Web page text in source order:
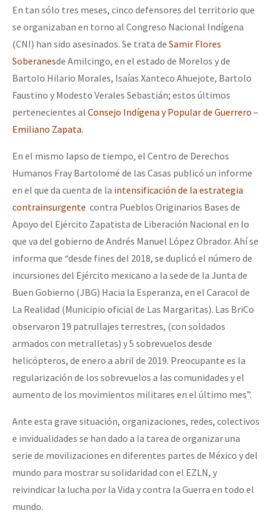
En tan sólo tres meses, cinco defensores del territorio que
se organizaban en torno al Congreso Nacional Indígena
(CNI) han sido asesinados. Se trata de Samir Flores
Soberanesde Amilcingo, en el estado de Morelos y de
Bartolo Hilario Morales, Isaías Xanteco Ahuejote, Bartolo
Faustino y Modesto Verales Sebastián; estos últimos
pertenecientes al Consejo Indígena y Popular de Guerrero –
Emiliano Zapata.
En el mismo lapso de tiempo, el Centro de Derechos
Humanos Fray Bartolomé de las Casas publicó un informe
en el que da cuenta de la intensificación de la estrategia
contrainsurgente contra Pueblos Originarios Bases de
Apoyo del Ejército Zapatista de Liberación Nacional en lo
que va del gobierno de Andrés Manuel López Obrador. Ahí se
informa que “desde fines del 2018, se duplicó el número de
incursiones del Ejército mexicano a la sede de la Junta de
Buen Gobierno (JBG) Hacia la Esperanza, en el Caracol de
La Realidad (Municipio oficial de Las Margaritas). Las BriCo
observaron 19 patrullajes terrestres, (con soldados
armados con metralletas) y 5 sobrevuelos desde
helicópteros, de enero a abril de 2019. Preocupante es la
regularización de los sobrevuelos a las comunidades y el
aumento de los movimientos militares en el último mes”.
Ante esta grave situación, organizaciones, redes, colectivos
e invidualidades se han dado a la tarea de organizar una
serie de movilizaciones en diferentes partes de México y del
mundo para mostrar su solidaridad con el EZLN, y
reivindicar la lucha por la Vida y contra la Guerra en todo el
mundo.